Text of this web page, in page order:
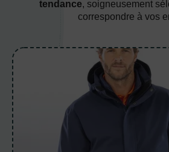
tendance, soigneusement
correspondre à vos